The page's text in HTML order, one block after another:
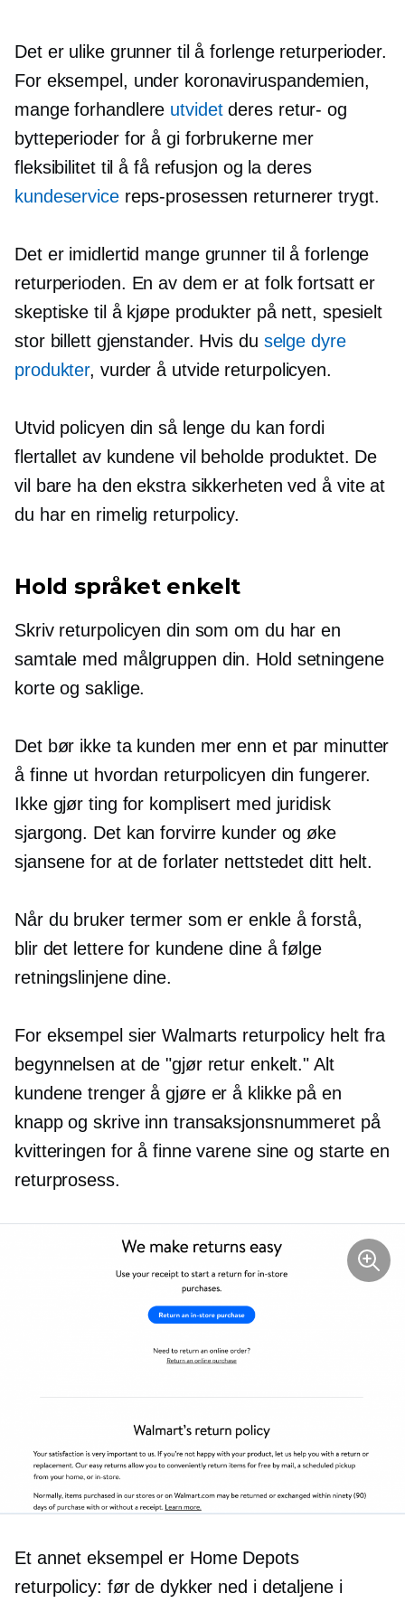
Det er ulike grunner til å forlenge returperioder.
For eksempel, under koronaviruspandemien,
mange forhandlere utvidetderes retur- og
bytteperioder for å gi forbrukerne mer
fleksibilitet til å få refusjon og la deres
kundeservicereps-prosessen returnerer trygt.
Det er imidlertid mange grunner til å forlenge
returperioden. En av dem er at folk fortsatt er
skeptiske til å kjøpe produkter på nett, spesielt
stor billettgjenstander. Hvis du selge dyre
produkter, vurder å utvide returpolicyen.
Utvid policyen din så lenge du kan fordi
flertallet av kundene vil beholde produktet. De
vil bare ha den ekstra sikkerheten ved å vite at
du har en rimelig returpolicy.
Hold språket enkelt
Skriv returpolicyen din som om du har en
samtale med målgruppen din. Hold setningene
korte og saklige.
Det bør ikke ta kunden mer enn et par minutter
å finne ut hvordan returpolicyen din fungerer.
Ikke gjør ting for komplisert med juridisk
sjargong. Det kan forvirre kunder og øke
sjansene for at de forlater nettstedet ditt helt.
Når du bruker termer som er enkle å forstå,
blir det lettere for kundene dine å følge
retningslinjene dine.
For eksempel sier Walmarts returpolicy helt fra
begynnelsen at de "gjør retur enkelt." Alt
kundene trenger å gjøre er å klikke på en
knapp og skrive inn transaksjonsnummeret på
kvitteringen for å finne varene sine og starte en
returprosess.
Et annet eksempel er Home Depots
returpolicy: før de dykker ned i detaljene i